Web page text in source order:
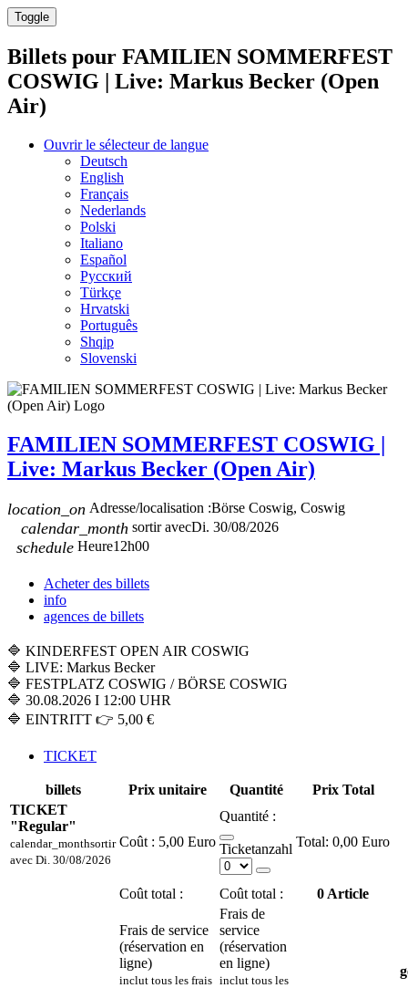
Toggle
Billets pour FAMILIEN SOMMERFEST
COSWIG | Live: Markus Becker (Open
Air)
Ouvrir le sélecteur de langue
Deutsch
English
Français
Nederlands
Polski
Italiano
Español
Русский
Türkçe
Hrvatski
Português
Shqip
Slovenski
FAMILIEN SOMMERFEST COSWIG |
Live: Markus Becker (Open Air)
location_on Adresse/localisation :Börse Coswig, Coswig
calendar_month sortir avecDi. 30/08/2026
schedule Heure12h00
Acheter des billets
info
agences de billets
🔷 KINDERFEST OPEN AIR COSWIG
🔷 LIVE: Markus Becker
🔷 FESTPLATZ COSWIG / BÖRSE COSWIG
🔷 30.08.2026 I 12:00 UHR
🔷 EINTRITT 👉 5,00 €
TICKET
billets Prix unitaire Quantité
Prix Total
TICKET
"Regular"
calendar_monthsortir
avec Di. 30/08/2026
Coût : 5,00 Euro
Quantité :
Ticketanzahl 0,00 Euro
Coût total : Coût total : 0 Article
Frais de service
(réservation en
ligne)
inclut tous les frais
Frais de
service
(réservation
en ligne)
inclut tous les